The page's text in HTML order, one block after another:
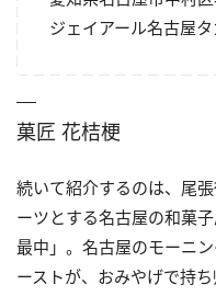
ジェイアール名古屋
菓匠 花桔梗
続いて紹介するのは、尾
ーツとする名古屋の和菓
最中」。名古屋のモーニ
ーストが、おみやげで持ち